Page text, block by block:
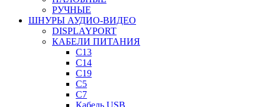
РУЧНЫЕ
ШНУРЫ АУДИО-ВИДЕО
DISPLAYPORT
КАБЕЛИ ПИТАНИЯ
C13
C14
C19
C5
C7
Кабель USB